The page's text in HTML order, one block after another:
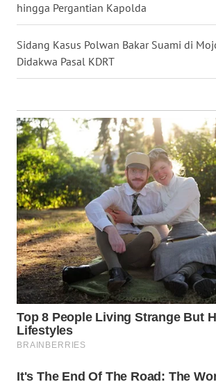
hingga Pergantian Kapolda
Sidang Kasus Polwan Bakar Suami di
Didakwa Pasal KDRT
WN
KALTARA
WN
WN
KALTIM
WN
SULSEL
WN
GORONTALO
WN
SULUT
WN
MALUKU